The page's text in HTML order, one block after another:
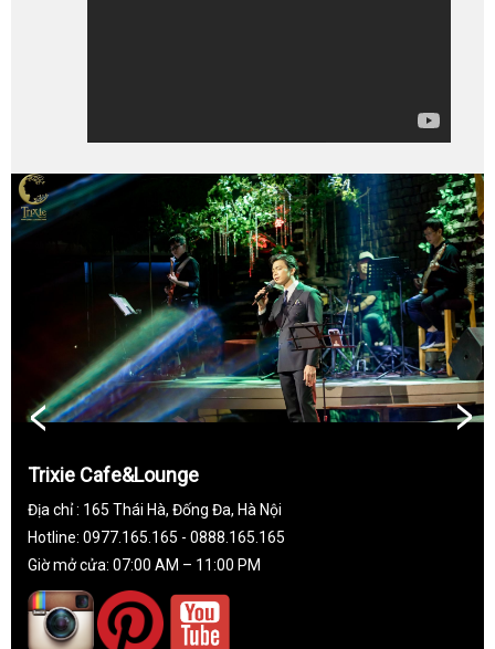
Trixie Cafe&Lounge
Địa chỉ : 165 Thái Hà, Đống Đa, Hà Nội
Hotline: 0977.165.165 - 0888.165.165
Giờ mở cửa: 07:00 AM – 11:00 PM